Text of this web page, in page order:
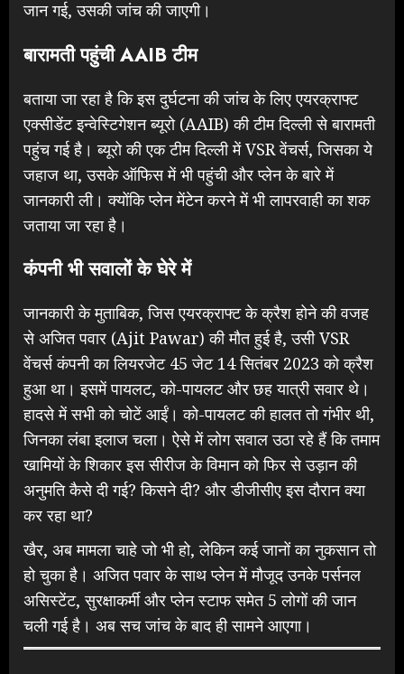
जान गई, उसकी जांच की जाएगी।
बारामती पहुंची AAIB टीम
बताया जा रहा है कि इस दुर्घटना की जांच के लिए एयरक्राफ्ट
एक्सीडेंट इन्वेस्टिगेशन ब्यूरो (AAIB) की टीम दिल्ली से बारामती
पहुंच गई है। ब्यूरो की एक टीम दिल्ली में VSR वेंचर्स, जिसका ये
जहाज था, उसके ऑफिस में भी पहुंची और प्लेन के बारे में
जानकारी ली। क्योंकि प्लेन मेंटेन करने में भी लापरवाही का शक
जताया जा रहा है।
कंपनी भी सवालों के घेरे में
जानकारी के मुताबिक, जिस एयरक्राफ्ट के क्रैश होने की वजह
से अजित पवार (Ajit Pawar) की मौत हुई है, उसी VSR
वेंचर्स कंपनी का लियरजेट 45 जेट 14 सितंबर 2023 को क्रैश
हुआ था। इसमें पायलट, को-पायलट और छह यात्री सवार थे।
हादसे में सभी को चोटें आईं। को-पायलट की हालत तो गंभीर थी,
जिनका लंबा इलाज चला। ऐसे में लोग सवाल उठा रहे हैं कि तमाम
खामियों के शिकार इस सीरीज के विमान को फिर से उड़ान की
अनुमति कैसे दी गई? किसने दी? और डीजीसीए इस दौरान क्या
कर रहा था?
खैर, अब मामला चाहे जो भी हो, लेकिन कई जानों का नुकसान तो
हो चुका है। अजित पवार के साथ प्लेन में मौजूद उनके पर्सनल
असिस्टेंट, सुरक्षाकर्मी और प्लेन स्टाफ समेत 5 लोगों की जान
चली गई है। अब सच जांच के बाद ही सामने आएगा।